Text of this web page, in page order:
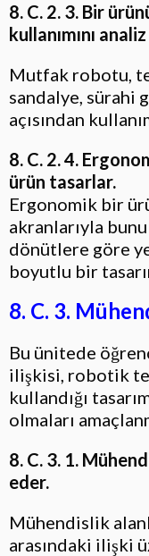
8. C. 2. 3. Bir
kullanımını
Mutfak robotu,
sandalye, sürahi
açısından
8. C. 2. 4.
ürün tasarlar.
Ergonomik bir
akranlarıyla
dönütlere göre
boyutlu bir
8. C. 3.
Bu ünitede
ilişkisi, robotik
kullandığı
olmaları
8. C. 3. 1.
eder.
Mühendislik
arasındaki ilişki